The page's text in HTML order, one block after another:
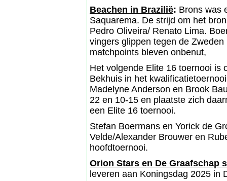
Beachen in Brazilië: Brons was
Saquarema. De strijd om het
Pedro Oliveira/ Renato Lima.
vingers glippen tegen de
matchpoints bleven onbenut,
Het volgende Elite 16 toernooi is
Bekhuis in het
Madelyne Anderson en Brook
22 en 10-15 en plaatste zich
een Elite 16 toernooi.
Stefan Boermans en Yorick de
Velde/Alexander Brouwer en
hoofdtoernooi.
Orion Stars en De Graafschap
leveren aan Koningsdag 2025 in